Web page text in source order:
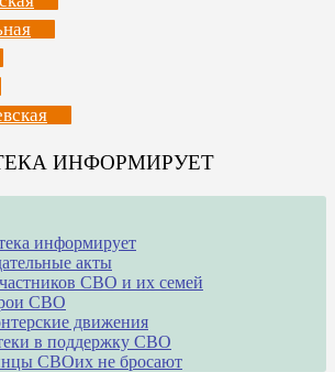
ИНФОРМИРУЕТ
информирует
акты
СВО и их семей
СВО
движения
в поддержку СВО
СВОих не бросают